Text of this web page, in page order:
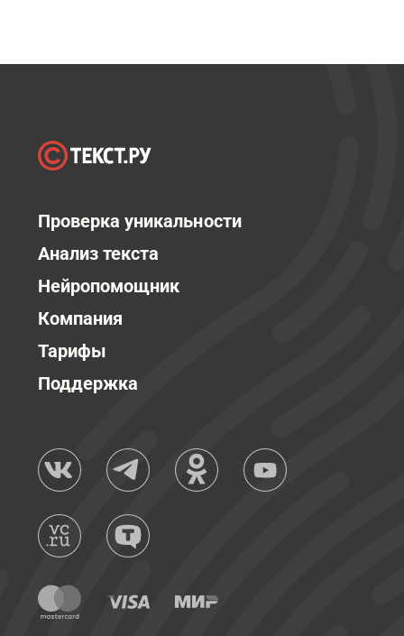
Проверка уникальности
Анализ текста
Нейропомощник
Компания
Тарифы
Поддержка